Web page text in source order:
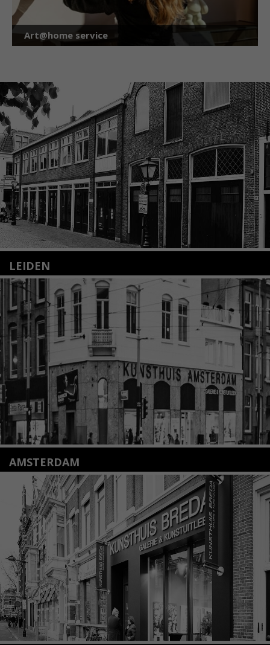
Art@home service
LEIDEN
Nieuwstraat 35
2312 KA Leiden
+31(0)71 – 52 84 480
info@kunsthuisleiden.nl
Lees meer
AMSTERDAM
Amstelveenseweg 135
1075 VX Amsterdam
+31 (0)20 2332546
info@kunsthuisamsterdam.nl
Lees meer